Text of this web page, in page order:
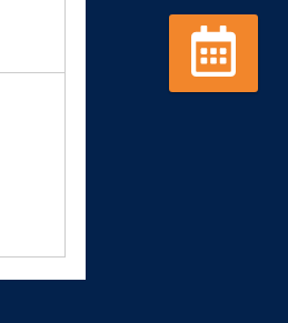
Réserver